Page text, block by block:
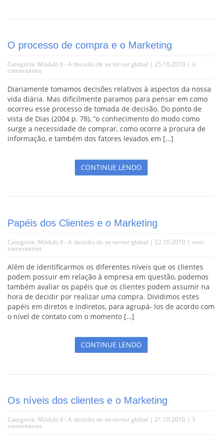
O processo de compra e o Marketing
Categoria: Módulo II - A decisão de se tornar global | 25.10.2010 | 3
comentários
Diariamente tomamos decisões relativos à aspectos da nossa
vida diária. Mas dificilmente paramos para pensar em como
ocorreu esse processo de tomada de decisão. Do ponto de
vista de Dias (2004 p. 78), “o conhecimento do modo como
surge a necessidade de comprar, como ocorre a procura de
informação, e também dos fatores levados em […]
CONTINUE LENDO
Papéis dos Clientes e o Marketing
Categoria: Módulo II - A decisão de se tornar global | 22.10.2010 | sem
comentários
Além de identificarmos os diferentes níveis que os clientes
podem possuir em relação à empresa em questão, podemos
também avaliar os papéis que os clientes podem assumir na
hora de decidir por realizar uma compra. Dividimos estes
papéis em diretos e indiretos, para agrupá- los de acordo com
o nível de contato com o momento […]
CONTINUE LENDO
Os níveis dos clientes e o Marketing
Categoria: Módulo II - A decisão de se tornar global | 21.10.2010 | 3
comentários